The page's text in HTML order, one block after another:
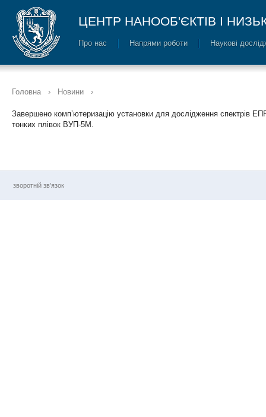
ЦЕНТР НАНООБ'ЄКТІВ І
Про нас Напрями роботи Наукові
Головна › Новини ›
Завершено комп’ютеризацію установки для дослідження спектрів
тонких плівок ВУП-5М.
зворотній зв’язок